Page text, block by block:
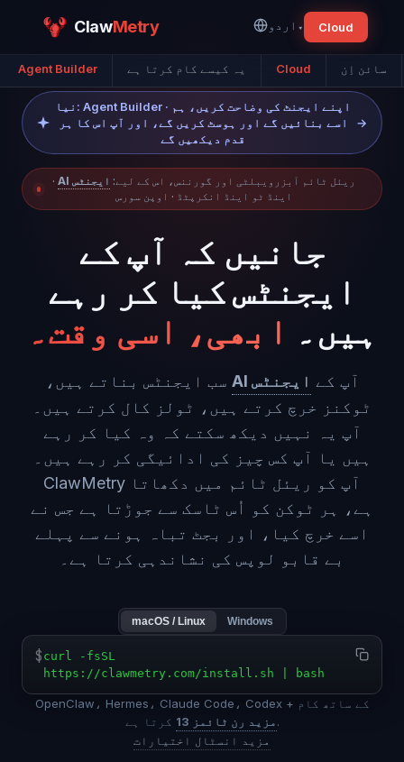
ClawMetry اردو ▾ Cloud
Agent Builder یہ کیسے کام کرتا ہے Cloud سائن اِن
نیا: Agent Builder · اپنے ایجنٹ کی وضاحت کریں، ہم
اسے بنائیں گے اور ہوسٹ کریں گے، اور آپ اس کا ہر
قدم دیکھیں گے
→
ریئل ٹائم آبزرویبلٹی اور گورننس، اس کے لیے: AI ایجنٹس
·
اینڈ ٹو اینڈ انکرپٹڈ · اوپن سورس
جانیں کہ آپ کے
ایجنٹس کیا کر رہے
ہیں۔ ابھی، اسی وقت۔
آپ کے AI ایجنٹس
سب ایجنٹس بناتے ہیں،
ٹوکنز خرچ کرتے ہیں، ٹولز کال کرتے ہیں۔
آپ یہ نہیں دیکھ سکتے کہ وہ کیا کر رہے
ہیں یا آپ کس چیز کی ادائیگی کر رہے ہیں۔
ClawMetry آپ کو ریئل ٹائم میں دکھاتا
ہے، ہر ٹوکن کو اُس ٹاسک سے جوڑتا ہے جس نے
اسے خرچ کیا، اور بجٹ تباہ ہونے سے پہلے
بے قابو لوپس کی نشاندہی کرتا ہے۔
macOS / Linux Windows
$ curl -fsSL
https://clawmetry.com/install.sh | bash
OpenClaw، Hermes، Claude Code، Codex + کے ساتھ کام
کرتا ہے
13 مزید رن ٹائمز.
مزید انسٹال اختیارات